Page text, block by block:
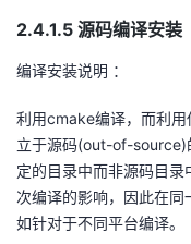
2.4.1.5 源码编译安装
编译安装说明 ：
利用cmake编译，而利
立于源码(out-of-source)
定的目录中而非源码目
次编译的影响，因此在同
如针对于不同平台编译。